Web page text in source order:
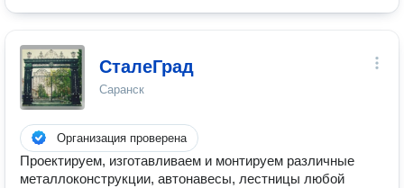
СталеГрад
Саранск
Организация проверена
Проектируем, изготавливаем и монтируем различные
металлоконструкции, автонавесы, лестницы любой